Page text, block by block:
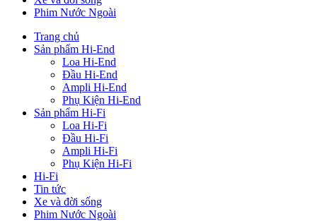
Phim Nước Ngoài
Trang chủ
Sản phẩm Hi-End
Loa Hi-End
Đầu Hi-End
Ampli Hi-End
Phụ Kiện Hi-End
Sản phẩm Hi-Fi
Loa Hi-Fi
Đầu Hi-Fi
Ampli Hi-Fi
Phụ Kiện Hi-Fi
Hi-Fi
Tin tức
Xe và đời sống
Phim Nước Ngoài